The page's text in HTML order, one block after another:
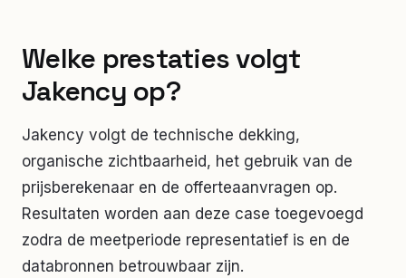
Welke prestaties volgt
Jakency op?
Jakency volgt de technische dekking,
organische zichtbaarheid, het gebruik van de
prijsberekenaar en de offerteaanvragen op.
Resultaten worden aan deze case toegevoegd
zodra de meetperiode representatief is en de
databronnen betrouwbaar zijn.